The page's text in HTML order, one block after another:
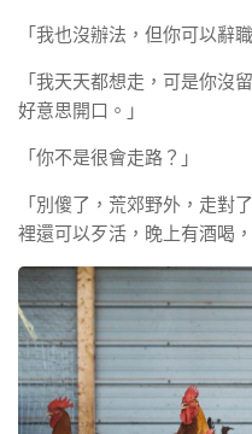
「我也沒辦法，但你可以辭
「我天天都想走，可是你沒
好意思開口。」
「你不是很會走路？」
「別傻了，荒郊野外，走對
裡還可以歹活，晚上有酒喝，